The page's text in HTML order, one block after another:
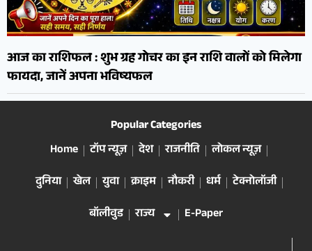
आज का राशिफल : शुभ ग्रह गोचर का इन राशि वालों को मिलेगा
फायदा, जानें अपना भविष्यफल
Popular Categories
Home
टॉप न्यूज़ देश राजनीति
लोकल न्यूज़
दुनिया
खेल युवा क्राइम नौकरी धर्म
टेक्नोलॉजी
बॉलीवुड
राज्य E-Paper